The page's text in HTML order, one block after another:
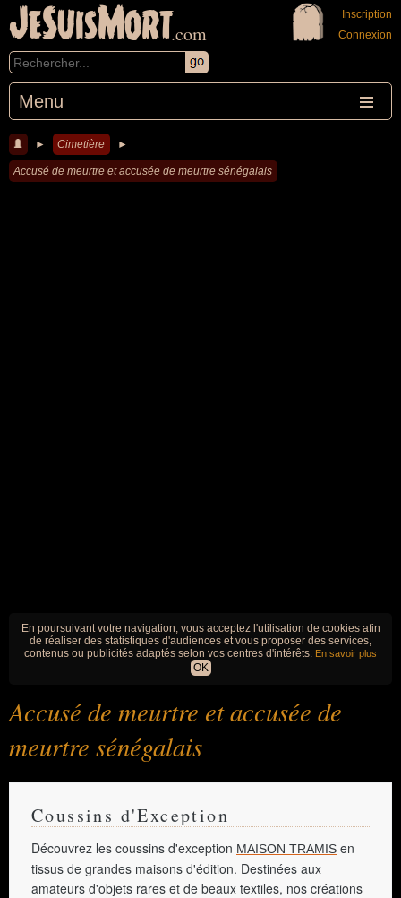
JeSuisMort.com
Menu
Inscription
Connexion
► Cimetière ►
Accusé de meurtre et accusée de meurtre sénégalais
En poursuivant votre navigation, vous acceptez l'utilisation de cookies afin
de réaliser des statistiques d'audiences et vous proposer des services,
contenus ou publicités adaptés selon vos centres d'intérêts. En savoir plus
OK
Accusé de meurtre et accusée de
meurtre sénégalais
Coussins d'Exception
Découvrez les coussins d'exception MAISON TRAMIS en
tissus de grandes maisons d'édition. Destinées aux
amateurs d'objets rares et de beaux textiles, nos créations